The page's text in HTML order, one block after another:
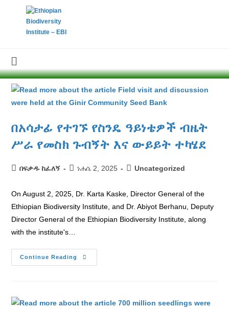
በአሳታፊ የተገኙ የስንዴ ዓይነቴዎች ብዜት
ሥራ የመስክ ጉብኝት እና ውይይት ተካሄደ
በፍቃዱ ከፈለኝ ነሐሴ 2, 2025 Uncategorized
On August 2, 2025, Dr. Karta Kaske, Director General of the
Ethiopian Biodiversity Institute, and Dr. Abiyot Berhanu, Deputy
Director General of the Ethiopian Biodiversity Institute, along
with the institute's…
Continue Reading